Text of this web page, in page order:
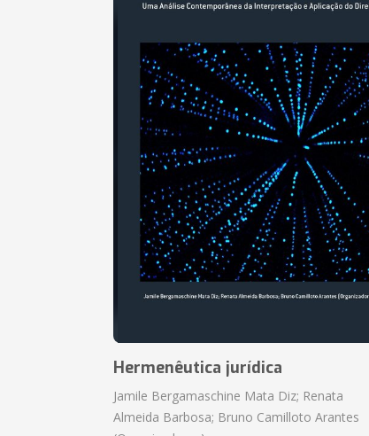
Hermenêutica jurídica
Jamile Bergamaschine Mata Diz; Renata
Almeida Barbosa; Bruno Camilloto Arantes